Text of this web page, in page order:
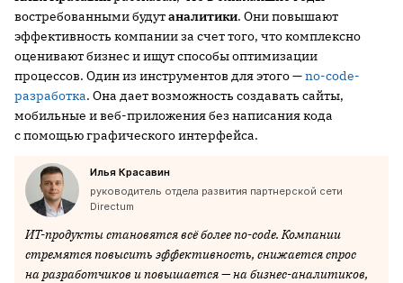
востребованными будутаналитики. Они повышают
эффективность компании за счет того, что комплексно
оценивают бизнес и ищут способы оптимизации
процессов. Один из инструментов для этого —no-code-
разработка. Она дает возможность создавать сайты,
мобильные и веб-приложения без написания кода
с помощью графического интерфейса.
Илья Красавин
руководитель отдела развития партнерской сети
Directum
ИТ-продукты становятся всё более no-code. Компании
стремятся повысить эффективность, снижается спрос
на разработчиков и повышается — на бизнес-аналитиков,